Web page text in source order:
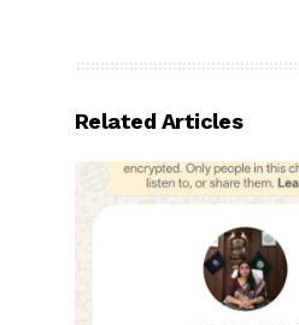
Related Articles